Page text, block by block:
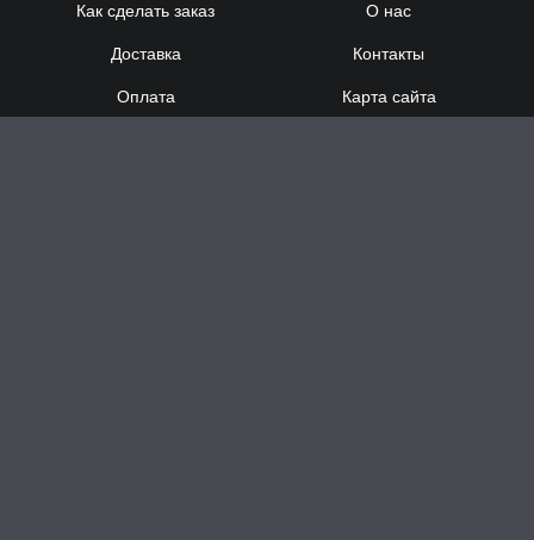
Как сделать заказ
Доставка
Оплата
О нас
Контакты
Карта сайта